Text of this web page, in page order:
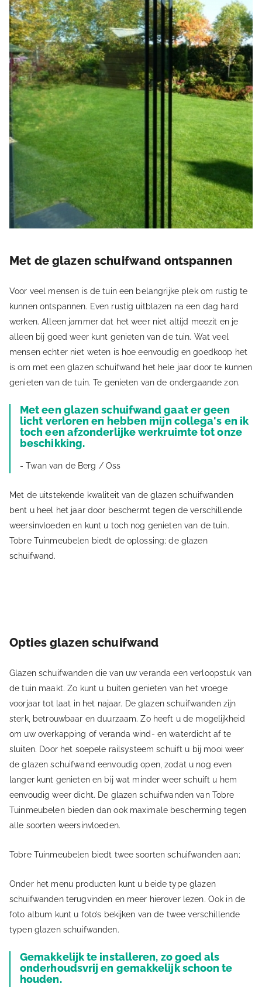
Met de glazen schuifwand ontspannen
Voor veel mensen is de tuin een belangrijke plek om rustig te
kunnen ontspannen. Even rustig uitblazen na een dag hard
werken. Alleen jammer dat het weer niet altijd meezit en je
alleen bij goed weer kunt genieten van de tuin. Wat veel
mensen echter niet weten is hoe eenvoudig en goedkoop het
is om met een glazen schuifwand het hele jaar door te kunnen
genieten van de tuin. Te genieten van de ondergaande zon.
Met een glazen schuifwand gaat er geen
licht verloren en hebben mijn collega's en ik
toch een afzonderlijke werkruimte tot onze
beschikking.
- Twan van de Berg / Oss
Met de uitstekende kwaliteit van de glazen schuifwanden
bent u heel het jaar door beschermt tegen de verschillende
weersinvloeden en kunt u toch nog genieten van de tuin.
Tobre Tuinmeubelen biedt de oplossing; de glazen
schuifwand.
Opties glazen schuifwand
Glazen schuifwanden die van uw veranda een verloopstuk van
de tuin maakt. Zo kunt u buiten genieten van het vroege
voorjaar tot laat in het najaar. De glazen schuifwanden zijn
sterk, betrouwbaar en duurzaam. Zo heeft u de mogelijkheid
om uw overkapping of veranda wind- en waterdicht af te
sluiten. Door het soepele railsysteem schuift u bij mooi weer
de glazen schuifwand eenvoudig open, zodat u nog even
langer kunt genieten en bij wat minder weer schuift u hem
eenvoudig weer dicht. De glazen schuifwanden van Tobre
Tuinmeubelen bieden dan ook maximale bescherming tegen
alle soorten weersinvloeden.
Tobre Tuinmeubelen biedt twee soorten schuifwanden aan;
Onder het menu producten kunt u beide type glazen
schuifwanden terugvinden en meer hierover lezen. Ook in de
foto album kunt u foto’s bekijken van de twee verschillende
typen glazen schuifwanden.
Gemakkelijk te installeren, zo goed als
onderhoudsvrij en gemakkelijk schoon te
houden.